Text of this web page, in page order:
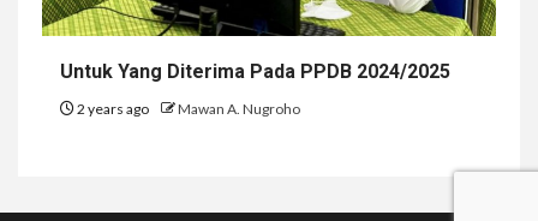
Untuk Yang Diterima Pada PPDB 2024/2025
2 years ago Mawan A. Nugroho